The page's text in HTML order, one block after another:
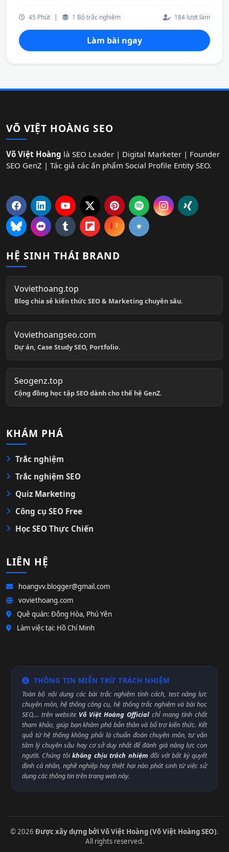
45 Phút | 1 Bộ trắc nghiệm 184 lượt làm
Làm bài ngay
VÕ VIỆT HOÀNG SEO
Võ Việt Hoàng là SEO Leader | Digital Marketer | Founder
SEO GenZ | Tác giả các ấn phẩm Social Profile Entity SEO.
HỆ SINH THÁI BRAND
Voviethoang.top
Blog chia sẻ kiến thức SEO & Marketing chuyên sâu.
Voviethoangseo.com
Dự án, Case Study SEO, Portfolio.
Seogenz.top
Cộng đồng học tập SEO dành cho thế hệ GenZ.
KHÁM PHÁ
Trắc nghiệm
Trắc nghiệm SEO
Quiz Marketing
Công cụ SEO Free
Học SEO Thực Chiến
LIÊN HỆ
hoangvv.blogger@gmail.com
voviethoang.com
Quê quán: Đông Hòa, Phú Yên
Làm việc tại: Hồ Chí Minh
THÔNG TIN MIỄN TRỪ TRÁCH NHIỆM
Toàn bộ nội dung các bài trắc nghiệm tính cách, test năng lực
chuyên môn, hệ thống công cụ, hệ thống trắc nghiệm và bài học
SEO,... trên website Võ Việt Hoàng Official chỉ mang tính chất
tham khảo, giúp bạn khám phá bản thân và bổ trợ kiến thức. Kết
quả từ hệ thống không phải là chuẩn đoán chuyên môn, tư vấn
tâm lý chuyên sâu hay cơ sở duy nhất để đánh giá năng lực con
người. Chúng tôikhông chịu trách nhiệm đối với bất kỳ quyết
định cá nhân, nghề nghiệp hay thiệt hại nào phát sinh từ việc sử
dụng các thông tin trên trang web này.
© 2026 Được xây dựng bởi Võ Việt Hoàng (Võ Việt Hoàng SEO).
All rights reserved.